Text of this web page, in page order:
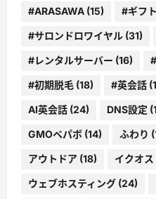
#ARASAWA (15) #ギフト
#サロンドロワイヤル (31)
#レンタルサーバー (16)
#初期脱毛 (18) #英会話
AI英会話 (24) DNS設定
GMOペパボ (14) ふわり
アウトドア (18) イクオス
ウェブホスティング (24)